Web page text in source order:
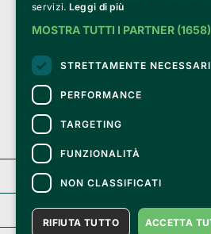
Clappit è basato sulla piattaforma di
dall’Agenzia delle Entrate con protocollo n.
2025.
Su Clappit i tuoi acquisti ed i tuoi dati
sono sicuri e protetti da un certificato SSL
con crittografia a 128 bit.
Clappit
Help center
servizi. Leggi di più
MOSTRA TUTTI I PARTNER
STRETTAMENTE NECESSARI
PERFORMANCE
TARGETING
FUNZIONALITÀ
NON CLASSIFICATI
ACCETTA
RIFIUTA TUTTO